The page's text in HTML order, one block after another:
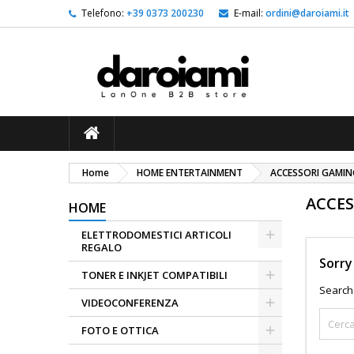
Telefono: +39 0373 200230 E-mail: ordini@daroiami.it
Home HOME ENTERTAINMENT ACCESSORI
HOME
ELETTRODOMESTICI ARTICOLI
REGALO
TONER E INKJET COMPATIBILI
VIDEOCONFERENZA
FOTO E OTTICA